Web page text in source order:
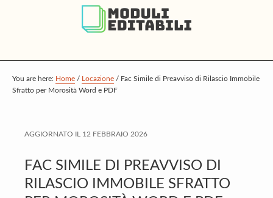
p
t
a
n
c
p
t
r
m
a
p
t
o
t
e
You are here: Home / Locazione / Fac Simile di Preavviso di Rilascio Immobile
Sfratto per Morosità Word e PDF
AGGIORNATO IL 12 FEBBRAIO 2026
FAC SIMILE DI PREAVVISO DI
RILASCIO IMMOBILE SFRATTO